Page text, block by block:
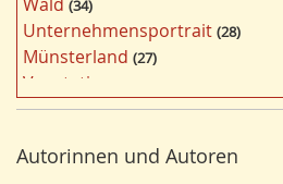
f
i
l
t
e
r
n
34
Unternehmensportrait 28
Münsterland 27
Vegetation
Nordrhein-Westfalen 25
Bildung 24
Autorinnen und Autoren